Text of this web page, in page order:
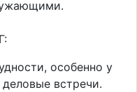
особенно у
встречи.